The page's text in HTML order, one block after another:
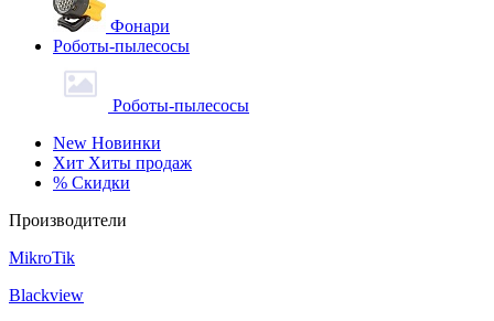
Фонари
Роботы-пылесосы
Роботы-пылесосы
New Новинки
Хит Хиты продаж
% Скидки
Производители
MikroTik
Blackview